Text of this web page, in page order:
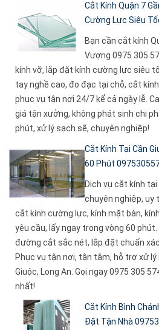
Cắt Kính Quận 7
Cường Lực Siêu
Bạn cần cắt kính
Vượng 0975 305
kính vỡ, lắp đặt kính cường lực siêu
tay nghề cao, đo đạc tại chỗ, cắt
phục vụ tận nơi 24/7 kể cả ngày lễ.
giá tận xưởng, không phát sinh chi
phút, xử lý sạch sẽ, chuyên nghiệp!
Cắt Kính Tại Cần
60 Phút
Dịch vụ cắt kính tại
chuyên nghiệp, uy
cắt kính cường lực, kính mặt bàn,
yêu cầu, lấy ngay trong vòng 60
đường cắt sắc nét, lắp đặt chuẩn
Phục vụ tận nơi, tận tâm, hỗ trợ xử lý
Giuộc, Long An. Gọi ngay 0975 305
nhất!
Cắt Kính Bình
Đặt Tận Nhà